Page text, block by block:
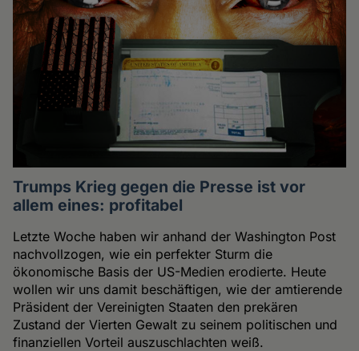
Trumps Krieg gegen die Presse ist vor
allem eines: profitabel
Letzte Woche haben wir anhand der Washington Post
nachvollzogen, wie ein perfekter Sturm die
ökonomische Basis der US-Medien erodierte. Heute
wollen wir uns damit beschäftigen, wie der amtierende
Präsident der Vereinigten Staaten den prekären
Zustand der Vierten Gewalt zu seinem politischen und
finanziellen Vorteil auszuschlachten weiß.